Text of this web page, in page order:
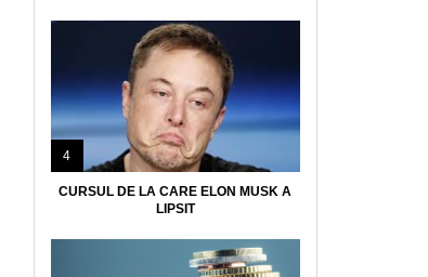
4
CURSUL DE LA CARE ELON MUSK A
LIPSIT